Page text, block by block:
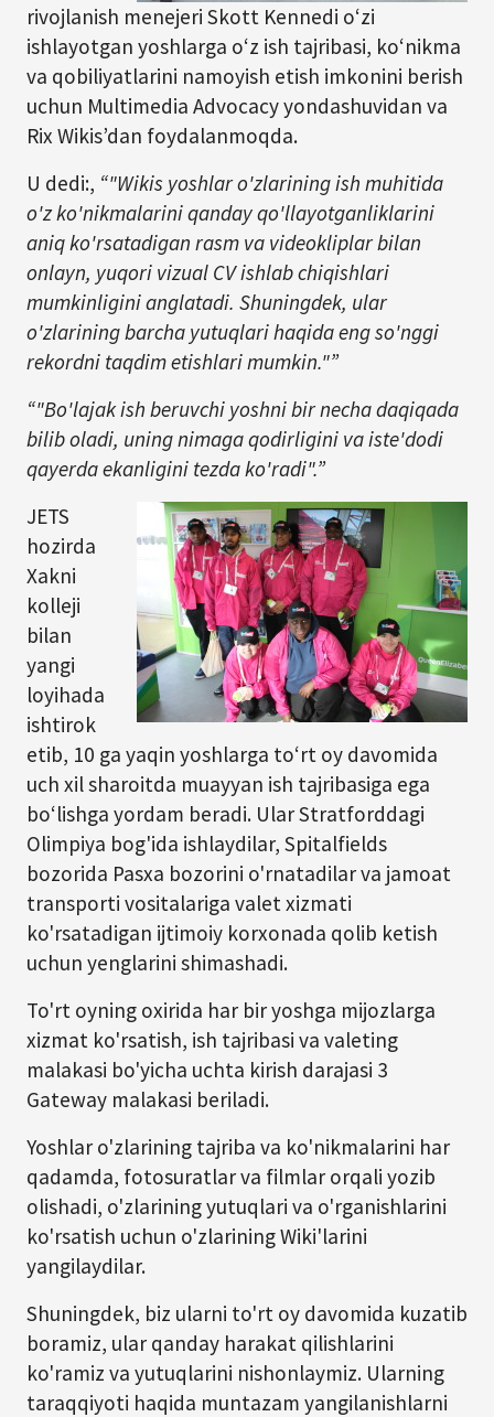
rivojlanish menejeri Skott Kennedi oʻzi
ishlayotgan yoshlarga oʻz ish tajribasi, koʻnikma
va qobiliyatlarini namoyish etish imkonini berish
uchun Multimedia Advocacy yondashuvidan va
Rix Wikis’dan foydalanmoqda.
U dedi:, “"Wikis yoshlar o'zlarining ish muhitida
o'z ko'nikmalarini qanday qo'llayotganliklarini
aniq ko'rsatadigan rasm va videokliplar bilan
onlayn, yuqori vizual CV ishlab chiqishlari
mumkinligini anglatadi. Shuningdek, ular
o'zlarining barcha yutuqlari haqida eng so'nggi
rekordni taqdim etishlari mumkin."”
“"Bo'lajak ish beruvchi yoshni bir necha daqiqada
bilib oladi, uning nimaga qodirligini va iste'dodi
qayerda ekanligini tezda ko'radi".”
JETS
hozirda
Xakni
kolleji
bilan
yangi
loyihada
ishtirok
etib, 10 ga yaqin yoshlarga to‘rt oy davomida
uch xil sharoitda muayyan ish tajribasiga ega
bo‘lishga yordam beradi. Ular Stratforddagi
Olimpiya bog'ida ishlaydilar, Spitalfields
bozorida Pasxa bozorini o'rnatadilar va jamoat
transporti vositalariga valet xizmati
ko'rsatadigan ijtimoiy korxonada qolib ketish
uchun yenglarini shimashadi.
To'rt oyning oxirida har bir yoshga mijozlarga
xizmat ko'rsatish, ish tajribasi va valeting
malakasi bo'yicha uchta kirish darajasi 3
Gateway malakasi beriladi.
Yoshlar o'zlarining tajriba va ko'nikmalarini har
qadamda, fotosuratlar va filmlar orqali yozib
olishadi, o'zlarining yutuqlari va o'rganishlarini
ko'rsatish uchun o'zlarining Wiki'larini
yangilaydilar.
Shuningdek, biz ularni to'rt oy davomida kuzatib
boramiz, ular qanday harakat qilishlarini
ko'ramiz va yutuqlarini nishonlaymiz. Ularning
taraqqiyoti haqida muntazam yangilanishlarni